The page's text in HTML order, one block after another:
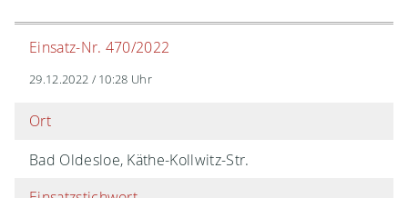
Einsatz-Nr. 470/2022
29.12.2022 / 10:28 Uhr
Ort
Bad Oldesloe, Käthe-Kollwitz-Str.